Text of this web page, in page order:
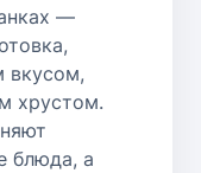
—
вкусом,
хрустом.
блюда, а